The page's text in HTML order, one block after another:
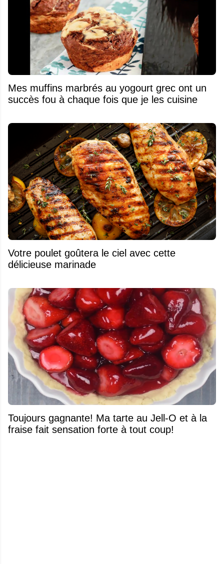
Mes muffins marbrés au yogourt grec ont un
succès fou à chaque fois que je les cuisine
Votre poulet goûtera le ciel avec cette
délicieuse marinade
Toujours gagnante! Ma tarte au Jell-O et à la
fraise fait sensation forte à tout coup!